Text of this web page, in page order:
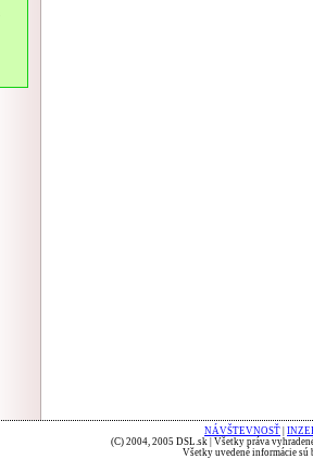
NÁVŠTEVNOSŤ
(C) 2004, 2005 DSL.sk | Všetky práva
Všetky uvedené informácie sú